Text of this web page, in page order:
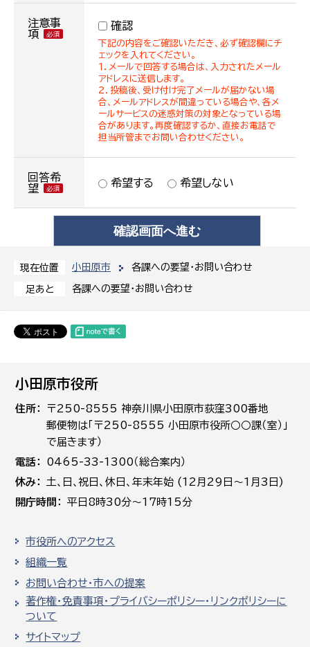
現在位置 小田原市 各課への要望・お問い合わせ
足あと 各課への要望・お問い合わせ
注意事
項
確認
下記の内容をご確認いただき、必ず確認欄にチ
ェックを入れてください。
１．メールで回答する場合は、入力されたメール
アドレスに送信します。
２．投稿後、受け付け完了メールが届かない場
合、メールアドレスが間違っている場合や、各メ
ールサービスの迷惑対策の対象となっている場
合があります。再度確認するか、直接お電話で
担当所管までお問い合わせください。
回答希
望
希望する 希望しない
小田原市役所
住所
〒250-8555 神奈川県小田原市荻窪300番地
郵便物は「〒250-8555 小田原市役所○○課（室）」
で届きます）
電話
0465-33-1300（総合案内）
休み
土､日､祝日、休日、年末年始 (12月29日～1月3日)
開庁時間
平日8時30分～17時15分
市役所へのアクセス
組織一覧
お問い合わせ・市への提案
著作権・免責事項・プライバシーポリシー・リンクポリシーに
ついて
サイトマップ